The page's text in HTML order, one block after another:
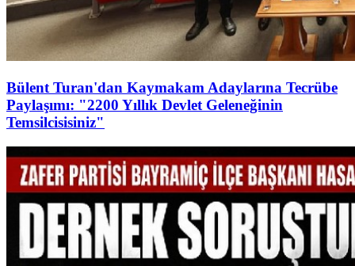
Bülent Turan'dan Kaymakam Adaylarına Tecrübe
Paylaşımı: "2200 Yıllık Devlet Geleneğinin
Temsilcisisiniz"